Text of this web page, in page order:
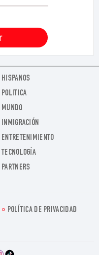
HISPANOS
POLITICA
MUNDO
INMIGRACIÓN
ENTRETENIMIENTO
TECNOLOGÍA
PARTNERS
POLÍTICA DE PRIVACIDAD